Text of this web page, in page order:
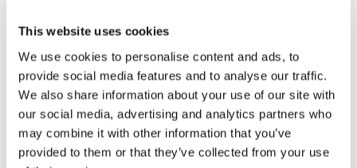
This website uses cookies
We use cookies to personalise content and ads, to
provide social media features and to analyse our traffic.
We also share information about your use of our site with
our social media, advertising and analytics partners who
may combine it with other information that you’ve
provided to them or that they’ve collected from your use
Image